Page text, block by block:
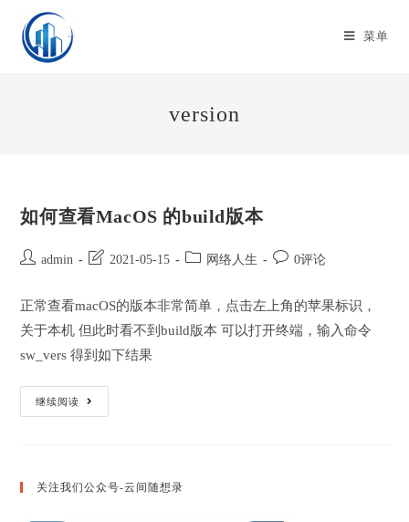
content
菜单
version
如何查看MacOS 的build版本
Postadmin
Post
modified:
2021-05-15
Post 网络人生
Post0评论
正常查看macOS的版本非常简单，点击左上角的苹果标识，
关于本机 但此时看不到build版本 可以打开终端，输入命令
sw_vers 得到如下结果
继续阅读
如
何
版
关注我们公众号-云间随想录